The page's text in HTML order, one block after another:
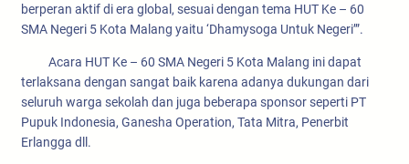
berperan aktif di era global, sesuai dengan tema HUT Ke – 60
SMA Negeri 5 Kota Malang yaitu ‘Dhamysoga Untuk Negeri’”.
Acara HUT Ke – 60 SMA Negeri 5 Kota Malang ini dapat
terlaksana dengan sangat baik karena adanya dukungan dari
seluruh warga sekolah dan juga beberapa sponsor seperti PT
Pupuk Indonesia, Ganesha Operation, Tata Mitra, Penerbit
Erlangga dll.